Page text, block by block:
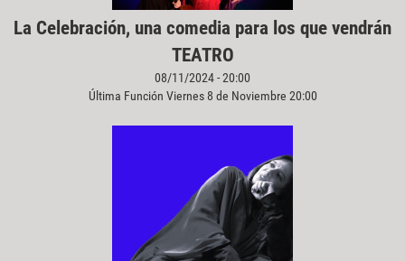
La Celebración, una comedia para los que vendrán
TEATRO
08/11/2024 - 20:00
Última Función Viernes 8 de Noviembre 20:00